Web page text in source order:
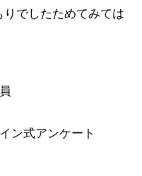
でしたためてみては
ン式アンケート